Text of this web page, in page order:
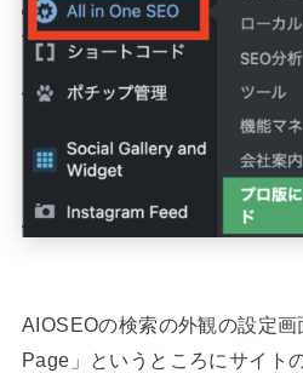
AIOSEOの検索の外観の設定
Page」というところにサイト